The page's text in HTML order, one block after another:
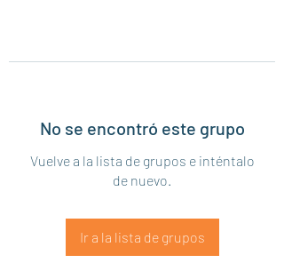
No se encontró este grupo
Vuelve a la lista de grupos e inténtalo
de nuevo.
Ir a la lista de grupos